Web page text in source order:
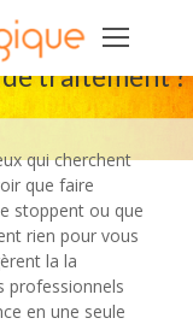
de traitement
qui cherchent
que faire
stoppent ou que
rien pour vous
la la
professionnels
en une seule